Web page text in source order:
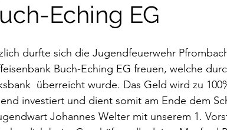
Eching EG
durfte sich die Jugendfeuerwehr
Buch-Eching EG freuen, welche
überreicht wurde. Das Geld wird zu
investiert und dient somit am Ende dem
Johannes Welter mit unserem 1.